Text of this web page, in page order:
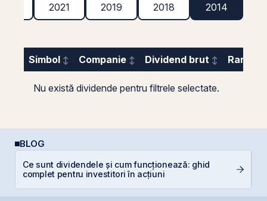
2021 2019 2018 2014
Simbol Companie Dividend brut
Nu există dividende pentru filtrele selectate.
BLOG
Ce sunt dividendele și cum funcționează: ghid
complet pentru investitori în acțiuni